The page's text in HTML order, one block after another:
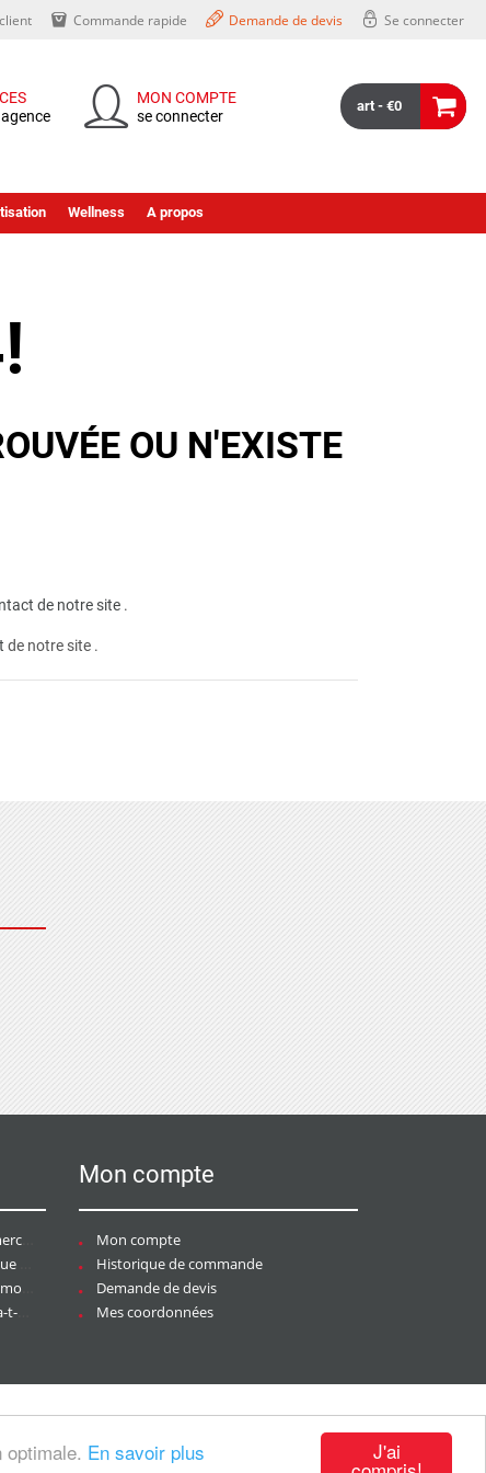
J'ai
En savoir plus
Commande rapide Demande de devis Se connecter
MON COMPTE
se connecter
art - €0
Wellness A propos
OU N'EXISTE
de notre site.
de notre site .
?
?
?
?
Mon compte
Mon compte
Historique de commande
Demande de devis
Mes coordonnées